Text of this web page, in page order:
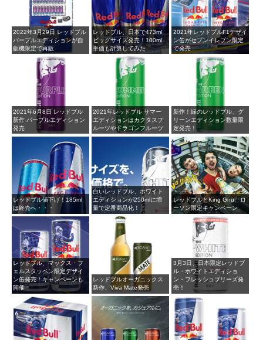
2022年3月29日 レッドブル
パープルエディションが自
販機限定で再販
レッドブル、日本で473ml
ビッグサイズ発売！100ml
単価も計算してみた
2021年レッドブルF1デザイ
ン缶がセブンイレブン限定
で発売
2021年6月8日 レッドブル
新作 パープルエディション
発売
2021年レッドブル サマー
エディションはカクタスフ
ルーツやドラゴンフルーツ
新作！緑のレッドブル、グ
リーンエディション数量限
定発売！
レッドブル値下げ！185ml
は終売へ・・・
白いレッドブル、ホワイト
エディションが250mlに増
量で定番商品化！
レッドブルとKing Gnu、ロ
ーソン限定キャンペーン
レッドブル、マックス・フ
ェルスタッペン限定デザイ
ン缶発売！キャンペーンも
開催
レッドブルオーガニックス
新作、Viva Mate発売
3月3日、日本限定レッドブ
ル・ホワイトエディショ
ン・フレッシュブリーズ発
売！